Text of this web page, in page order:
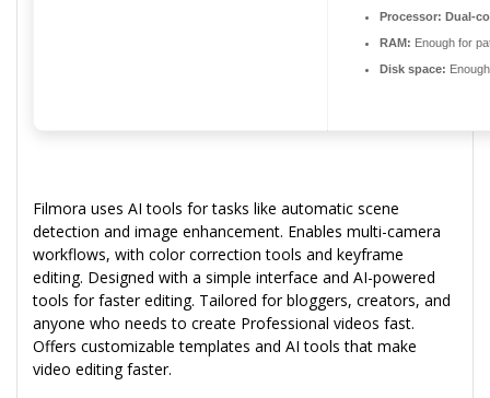
Processor: Dual-
RAM: Enough for
Disk space:
Filmora uses AI tools for tasks like automatic scene
detection and image enhancement. Enables multi-camera
workflows, with color correction tools and keyframe
editing. Designed with a simple interface and AI-powered
tools for faster editing. Tailored for bloggers, creators, and
anyone who needs to create Professional videos fast.
Offers customizable templates and AI tools that make
video editing faster.